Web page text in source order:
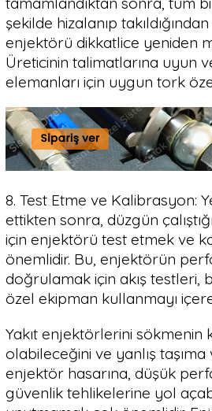
şekilde hizalanıp
enjektörü dikkatlice yeniden
Üreticinin talimatlarına uyun
elemanları için uygun tork
8. Test Etme ve Kalibrasyon:
ettikten sonra, düzgün
için enjektörü test etmek ve
önemlidir. Bu, enjektörün
doğrulamak için akış testleri,
özel ekipman kullanmayı
Yakıt enjektörlerini sökmenin
olabileceğini ve yanlış
enjektör hasarına, düşük
güvenlik tehlikelerine yol